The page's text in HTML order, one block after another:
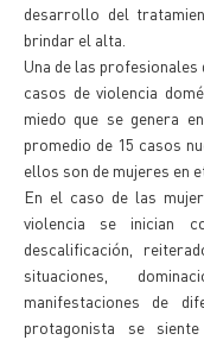
desarrollo del
brindar el alta.
Una de las
casos de violencia
miedo que se genera
promedio de 15 casos
ellos son de mujeres en
En el caso de las
violencia se inician
descalificación,
situaciones,
manifestaciones de
protagonista se